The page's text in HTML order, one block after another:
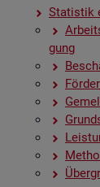
Sta­tis­tik
gung